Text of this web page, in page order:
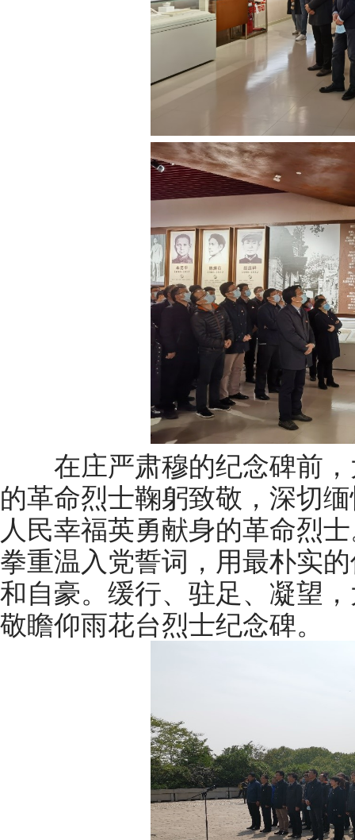
在庄严肃穆的纪念碑前，
的革命烈士鞠躬致敬，深切
人民幸福英勇献身的革命烈
拳重温入党誓词，用最朴实
和自豪。缓行、驻足、凝望
敬瞻仰雨花台烈士纪念碑。